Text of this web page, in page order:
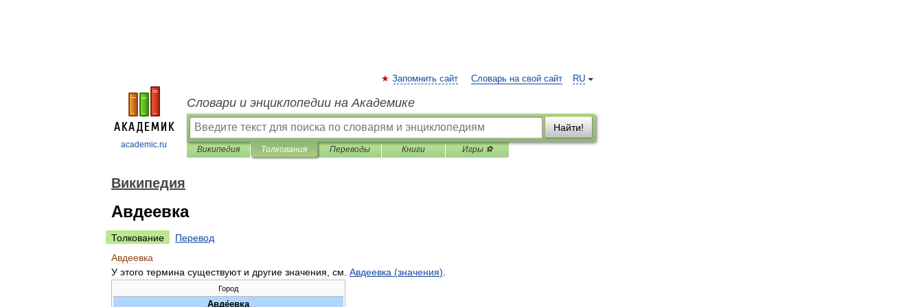
academic.ru
RU
Запомнить сайт Словарь на свой сайт
Словари и энциклопедии на Академике
Найти!
Википедия Толкования Переводы Книги Игры ⚽
Википедия
Авдеевка
Толкование
Перевод
Авдеевка
У этого термина существуют и другие значения см Авдеевка (значения)
Город
Авде́евка